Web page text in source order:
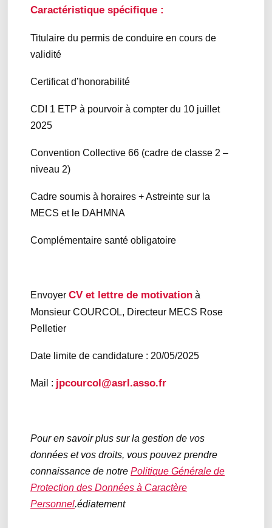
Caractéristique spécifique :
Titulaire du permis de conduire en cours de
validité
Certificat d’honorabilité
CDI 1 ETP à pourvoir à compter du 10 juillet
2025
Convention Collective 66 (cadre de classe 2 –
niveau 2)
Cadre soumis à horaires + Astreinte sur la
MECS et le DAHMNA
Complémentaire santé obligatoire
Envoyer CV et lettre de motivation à
Monsieur COURCOL, Directeur MECS Rose
Pelletier
Date limite de candidature : 20/05/2025
Mail : jpcourcol@asrl.asso.fr
Pour en savoir plus sur la gestion de vos
données et vos droits, vous pouvez prendre
connaissance de notre Politique Générale de
Protection des Données à Caractère
Personnel.édiatement